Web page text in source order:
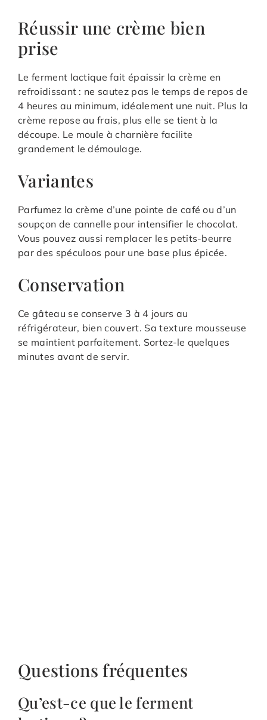
Réussir une crème bien
prise
Le ferment lactique fait épaissir la crème en
refroidissant : ne sautez pas le temps de repos de
4 heures au minimum, idéalement une nuit. Plus la
crème repose au frais, plus elle se tient à la
découpe. Le moule à charnière facilite
grandement le démoulage.
Variantes
Parfumez la crème d’une pointe de café ou d’un
soupçon de cannelle pour intensifier le chocolat.
Vous pouvez aussi remplacer les petits-beurre
par des spéculoos pour une base plus épicée.
Conservation
Ce gâteau se conserve 3 à 4 jours au
réfrigérateur, bien couvert. Sa texture mousseuse
se maintient parfaitement. Sortez-le quelques
minutes avant de servir.
Questions fréquentes
Qu’est-ce que le ferment